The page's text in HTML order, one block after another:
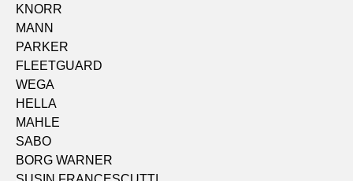
KNORR
MANN
PARKER
FLEETGUARD
WEGA
HELLA
MAHLE
SABO
BORG WARNER